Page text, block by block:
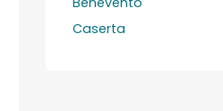
Caserta